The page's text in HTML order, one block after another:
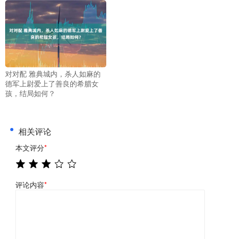
对对配 雅典城内，杀人如麻的
德军上尉爱上了善良的希腊女
孩，结局如何？
相关评论
本文评分*
评论内容*